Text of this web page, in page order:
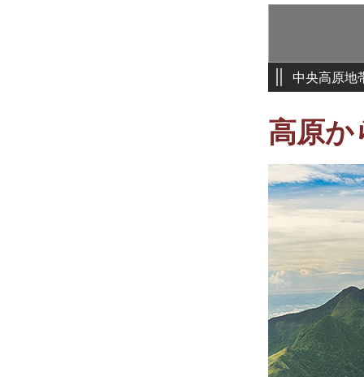
中央高原地
高原か